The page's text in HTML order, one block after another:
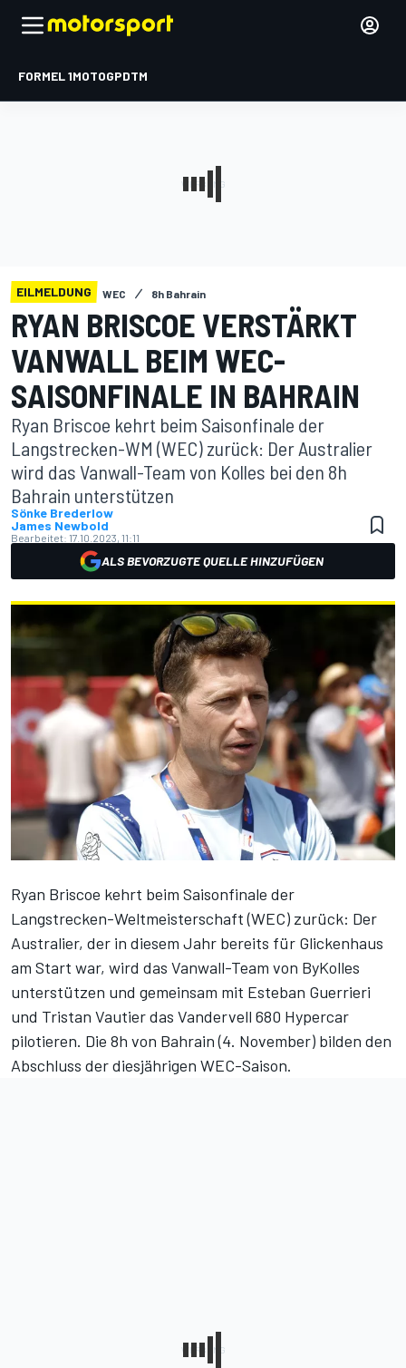
FORMEL 1MOTOGPDTM
EILMELDUNG WEC 8h Bahrain
RYAN BRISCOE VERSTÄRKT
VANWALL BEIM WEC-
SAISONFINALE IN BAHRAIN
Ryan Briscoe kehrt beim Saisonfinale der
Langstrecken-WM (WEC) zurück: Der Australier
wird das Vanwall-Team von Kolles bei den 8h
Bahrain unterstützen
Sönke Brederlow
James Newbold
Bearbeitet: 17.10.2023, 11:11
ALS BEVORZUGTE QUELLE HINZUFÜGEN
Ryan Briscoe kehrt beim Saisonfinale der
Langstrecken-Weltmeisterschaft (WEC) zurück: Der
Australier, der in diesem Jahr bereits für Glickenhaus
am Start war, wird das Vanwall-Team von ByKolles
unterstützen und gemeinsam mit Esteban Guerrieri
und Tristan Vautier das Vandervell 680 Hypercar
pilotieren. Die 8h von Bahrain (4. November) bilden den
Abschluss der diesjährigen WEC-Saison.